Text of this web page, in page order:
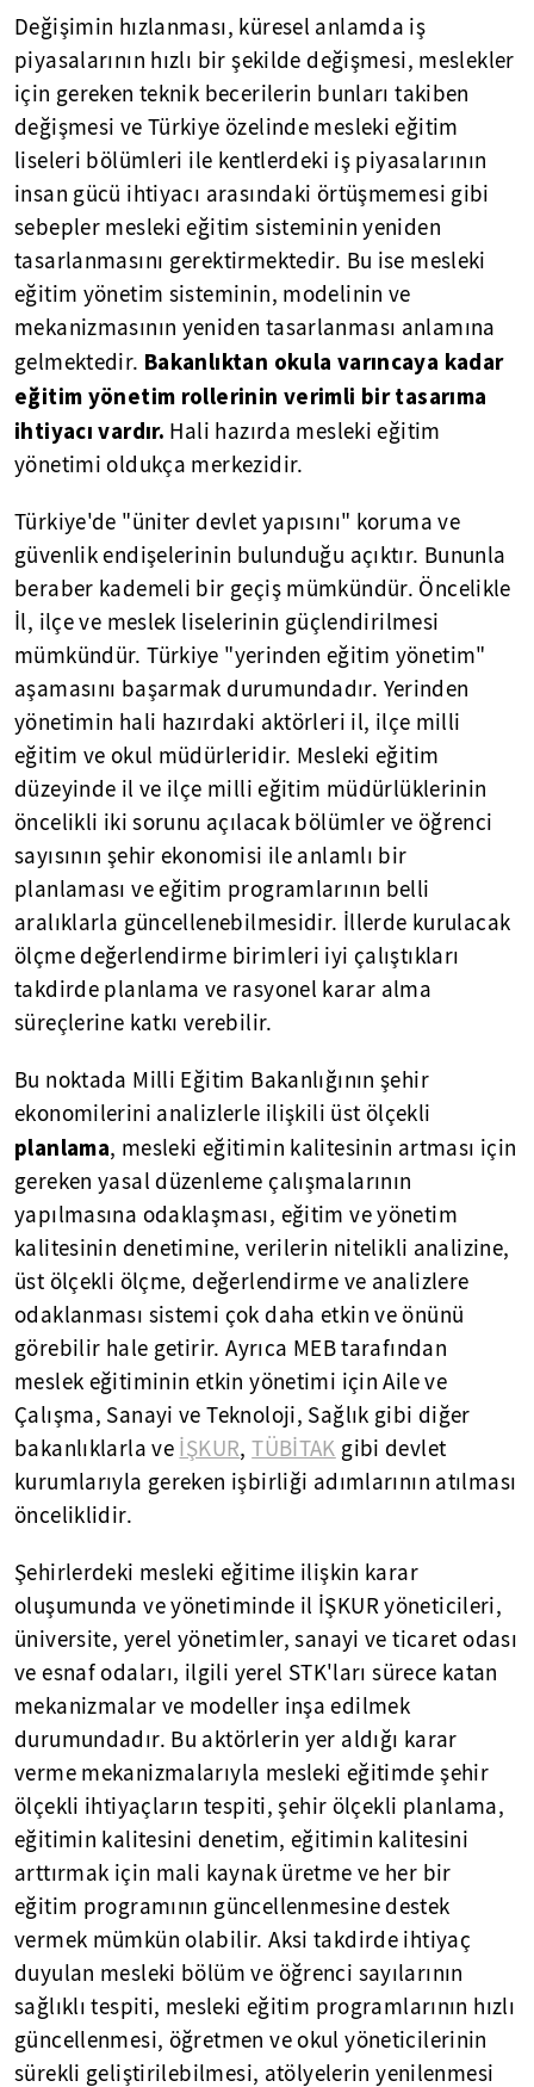
Değişimin hızlanması, küresel anlamda iş
piyasalarının hızlı bir şekilde değişmesi, meslekler
için gereken teknik becerilerin bunları takiben
değişmesi ve Türkiye özelinde mesleki eğitim
liseleri bölümleri ile kentlerdeki iş piyasalarının
insan gücü ihtiyacı arasındaki örtüşmemesi gibi
sebepler mesleki eğitim sisteminin yeniden
tasarlanmasını gerektirmektedir. Bu ise mesleki
eğitim yönetim sisteminin, modelinin ve
mekanizmasının yeniden tasarlanması anlamına
gelmektedir. Bakanlıktan okula varıncaya kadar
eğitim yönetim rollerinin verimli bir tasarıma
ihtiyacı vardır. Hali hazırda mesleki eğitim
yönetimi oldukça merkezidir.
Türkiye'de "üniter devlet yapısını" koruma ve
güvenlik endişelerinin bulunduğu açıktır. Bununla
beraber kademeli bir geçiş mümkündür. Öncelikle
İl, ilçe ve meslek liselerinin güçlendirilmesi
mümkündür. Türkiye "yerinden eğitim yönetim"
aşamasını başarmak durumundadır. Yerinden
yönetimin hali hazırdaki aktörleri il, ilçe milli
eğitim ve okul müdürleridir. Mesleki eğitim
düzeyinde il ve ilçe milli eğitim müdürlüklerinin
öncelikli iki sorunu açılacak bölümler ve öğrenci
sayısının şehir ekonomisi ile anlamlı bir
planlaması ve eğitim programlarının belli
aralıklarla güncellenebilmesidir. İllerde kurulacak
ölçme değerlendirme birimleri iyi çalıştıkları
takdirde planlama ve rasyonel karar alma
süreçlerine katkı verebilir.
Bu noktada Milli Eğitim Bakanlığının şehir
ekonomilerini analizlerle ilişkili üst ölçekli
planlama, mesleki eğitimin kalitesinin artması için
gereken yasal düzenleme çalışmalarının
yapılmasına odaklaşması, eğitim ve yönetim
kalitesinin denetimine, verilerin nitelikli analizine,
üst ölçekli ölçme, değerlendirme ve analizlere
odaklanması sistemi çok daha etkin ve önünü
görebilir hale getirir. Ayrıca MEB tarafından
meslek eğitiminin etkin yönetimi için Aile ve
Çalışma, Sanayi ve Teknoloji, Sağlık gibi diğer
bakanlıklarla ve İŞKUR,TÜBİTAK gibi devlet
kurumlarıyla gereken işbirliği adımlarının atılması
önceliklidir.
Şehirlerdeki mesleki eğitime ilişkin karar
oluşumunda ve yönetiminde il İŞKUR yöneticileri,
üniversite, yerel yönetimler, sanayi ve ticaret odası
ve esnaf odaları, ilgili yerel STK'ları sürece katan
mekanizmalar ve modeller inşa edilmek
durumundadır. Bu aktörlerin yer aldığı karar
verme mekanizmalarıyla mesleki eğitimde şehir
ölçekli ihtiyaçların tespiti, şehir ölçekli planlama,
eğitimin kalitesini denetim, eğitimin kalitesini
arttırmak için mali kaynak üretme ve her bir
eğitim programının güncellenmesine destek
vermek mümkün olabilir. Aksi takdirde ihtiyaç
duyulan mesleki bölüm ve öğrenci sayılarının
sağlıklı tespiti, mesleki eğitim programlarının hızlı
güncellenmesi, öğretmen ve okul yöneticilerinin
sürekli geliştirilebilmesi, atölyelerin yenilenmesi